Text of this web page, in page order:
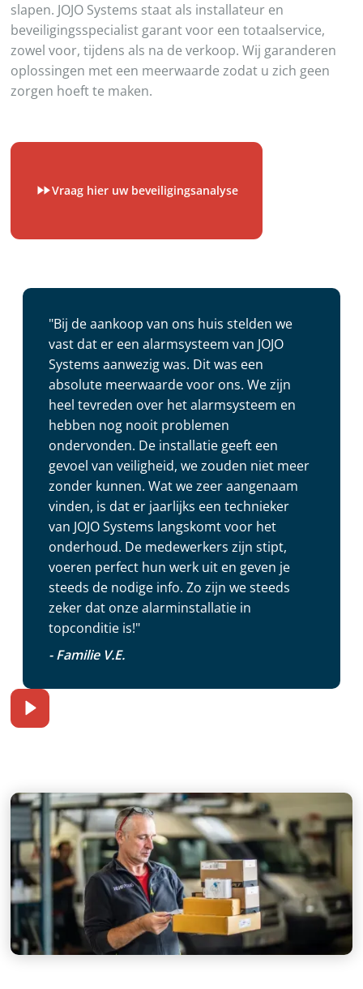
slapen. JOJO Systems staat als installateur en
beveiligingsspecialist garant voor een totaalservice,
zowel voor, tijdens als na de verkoop. Wij garanderen
oplossingen met een meerwaarde zodat u zich geen
zorgen hoeft te maken.
Vraag hier uw beveiligingsanalyse
"Bij de aankoop van ons huis stelden we
vast dat er een alarmsysteem van JOJO
Systems aanwezig was. Dit was een
absolute meerwaarde voor ons. We zijn
heel tevreden over het alarmsysteem en
hebben nog nooit problemen
ondervonden. De installatie geeft een
gevoel van veiligheid, we zouden niet meer
zonder kunnen. Wat we zeer aangenaam
vinden, is dat er jaarlijks een technieker
van JOJO Systems langskomt voor het
onderhoud. De medewerkers zijn stipt,
voeren perfect hun werk uit en geven je
steeds de nodige info. Zo zijn we steeds
zeker dat onze alarminstallatie in
topconditie is!"
- Familie V.E.